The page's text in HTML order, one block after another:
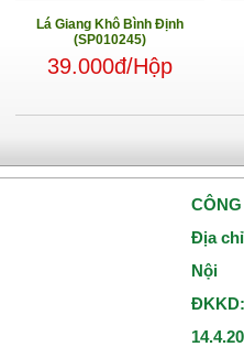
Lá Giang Khô Bình Định
(SP010245)
39.000đ/Hộp
Địa
Nội